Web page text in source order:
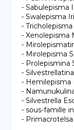
- Sabulepisma
- Swalepisma
- Tricholepisma
- Xenolepisma
-
- Mirolepisma
- Prolepismina
-
- Hemilepisma
-
- Silvestrella
- sous-famille
-